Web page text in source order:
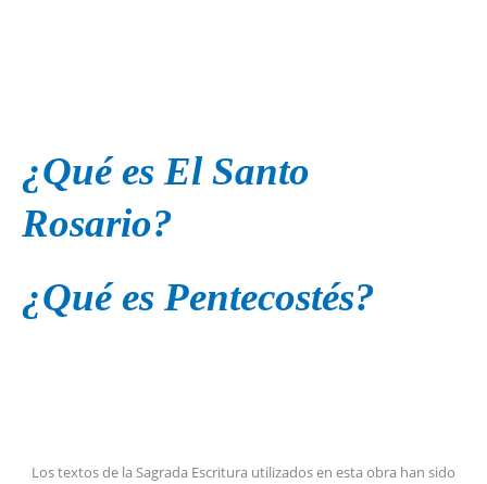
¿Qué es El Santo
Rosario?
¿Qué es Pentecostés?
Los textos de la Sagrada Escritura utilizados en esta obra han sido